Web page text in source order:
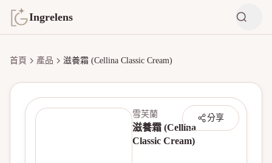
Ingrelens
首頁 產品 滋養霜 (Cellina Classic Cream)
分享
雪芙蘭
滋養霜 (Cellina
Classic Cream)